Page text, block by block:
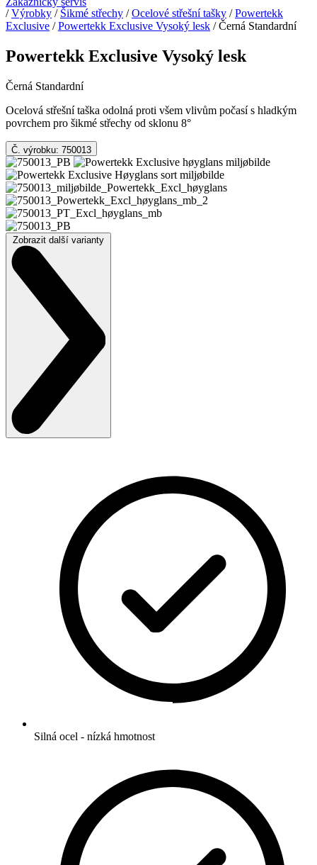
/ Výrobky / Šikmé střechy / Ocelové střešní tašky / Powertekk
Exclusive / Powertekk Exclusive Vysoký lesk / Černá Standardní
Powertekk Exclusive Vysoký lesk
Černá Standardní
Ocelová střešní taška odolná proti všem vlivům počasí s hladkým
povrchem pro šikmé střechy od sklonu 8°
Č. výrobku: 750013
Zobrazit další varianty
Silná ocel - nízká hmotnost